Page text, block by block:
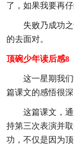
了，如果我要再
失败乃成功
的去面对。
顶碗少年读后感8
这一星期我
篇课文的感悟很深
这篇课文，
持第三次表演并
功，不仅是因为